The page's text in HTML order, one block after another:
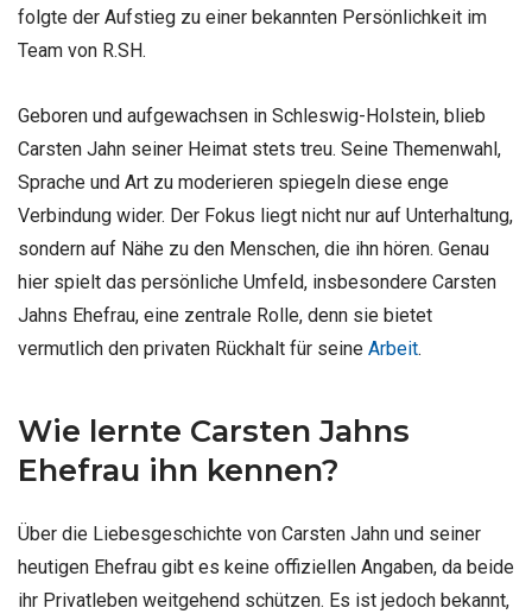
folgte der Aufstieg zu einer bekannten Persönlichkeit im
Team von R.SH.
Geboren und aufgewachsen in Schleswig-Holstein, blieb
Carsten Jahn seiner Heimat stets treu. Seine Themenwahl,
Sprache und Art zu moderieren spiegeln diese enge
Verbindung wider. Der Fokus liegt nicht nur auf Unterhaltung,
sondern auf Nähe zu den Menschen, die ihn hören. Genau
hier spielt das persönliche Umfeld, insbesondere Carsten
Jahns Ehefrau, eine zentrale Rolle, denn sie bietet
vermutlich den privaten Rückhalt für seine Arbeit.
Wie lernte Carsten Jahns
Ehefrau ihn kennen?
Über die Liebesgeschichte von Carsten Jahn und seiner
heutigen Ehefrau gibt es keine offiziellen Angaben, da beide
ihr Privatleben weitgehend schützen. Es ist jedoch bekannt,